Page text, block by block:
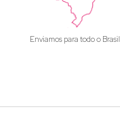
Enviamos para todo o Brasil